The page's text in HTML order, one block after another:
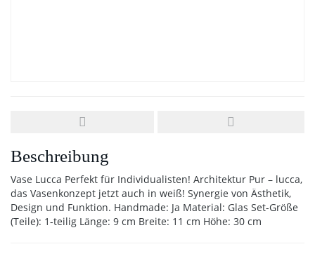
Beschreibung
Vase Lucca Perfekt für Individualisten! Architektur Pur – lucca,
das Vasenkonzept jetzt auch in weiß! Synergie von Ästhetik,
Design und Funktion. Handmade: Ja Material: Glas Set-Größe
(Teile): 1-teilig Länge: 9 cm Breite: 11 cm Höhe: 30 cm